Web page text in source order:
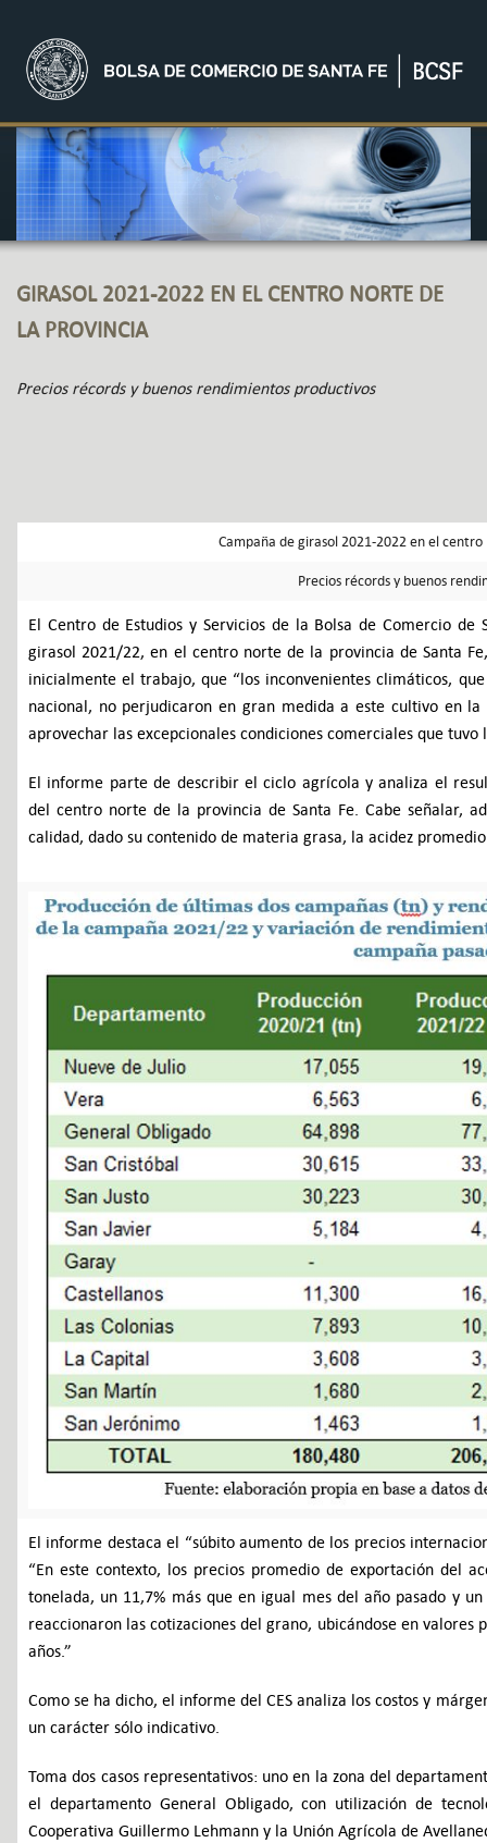
GIRASOL 2021-2022 EN EL CENTRO NORTE DE
LA PROVINCIA
Precios récords y buenos rendimientos productivos
Campaña de girasol 2021-2022 en el
Precios récords y buenos
El Centro de Estudios y Servicios de la Bolsa de Comercio
girasol 2021/22, en el centro norte de la provincia de Santa
inicialmente el trabajo, que “los inconvenientes climáticos,
nacional, no perjudicaron en gran medida a este cultivo en
aprovechar las excepcionales condiciones comerciales que tuvo
El informe parte de describir el ciclo agrícola y analiza el
del centro norte de la provincia de Santa Fe. Cabe señalar,
calidad, dado su contenido de materia grasa, la acidez
El informe destaca el “súbito aumento de los precios
“En este contexto, los precios promedio de exportación del
tonelada, un 11,7% más que en igual mes del año pasado y
reaccionaron las cotizaciones del grano, ubicándose en
años.”
Como se ha dicho, el informe del CES analiza los costos y
un carácter sólo indicativo.
Toma dos casos representativos: uno en la zona del
el departamento General Obligado, con utilización de
Cooperativa Guillermo Lehmann y la Unión Agrícola de